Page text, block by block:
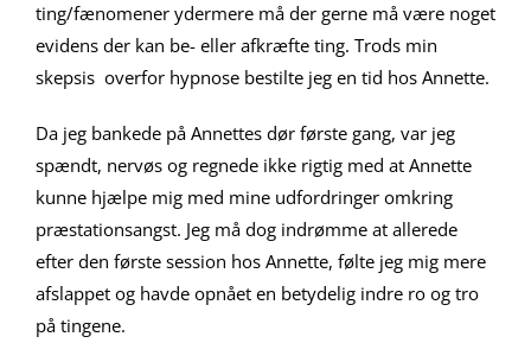
ting/fænomener ydermere må der gerne må være noget
evidens der kan be- eller afkræfte ting. Trods min
skepsis overfor hypnose bestilte jeg en tid hos Annette.
Da jeg bankede på Annettes dør første gang, var jeg
spændt, nervøs og regnede ikke rigtig med at Annette
kunne hjælpe mig med mine udfordringer omkring
præstationsangst. Jeg må dog indrømme at allerede
efter den første session hos Annette, følte jeg mig mere
afslappet og havde opnået en betydelig indre ro og tro
på tingene.